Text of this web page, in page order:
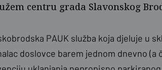
centru grada Slavonskog
PAUK služba koja djeluje u
doslovce barem jednom dnevno (a